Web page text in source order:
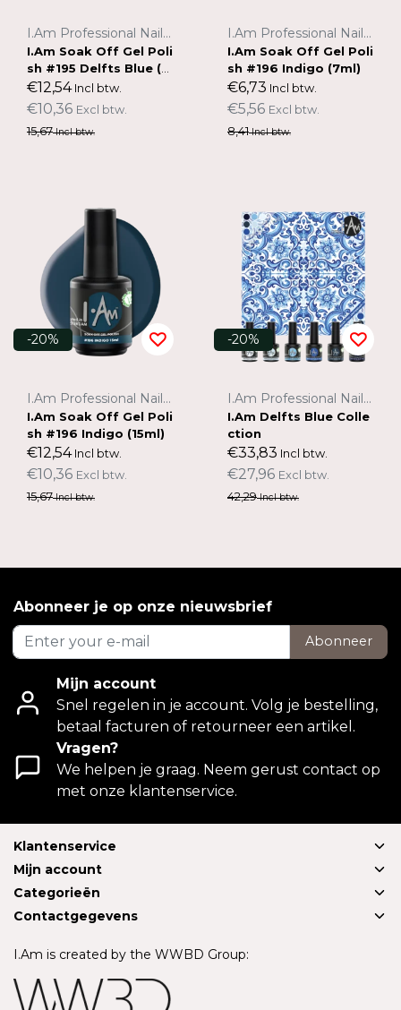
I.Am Professional Nail Systems
I.Am Soak Off Gel Poli
sh #195 Delfts Blue (15
ml)
€12,54Incl btw.
€10,36 Excl btw.
15,67Incl btw.
I.Am Professional Nail Systems
I.Am Soak Off Gel Poli
sh #196 Indigo (7ml)
€6,73 Incl btw.
€5,56 Excl btw.
8,41Incl btw.
-20%
I.Am Professional Nail Systems
I.Am Soak Off Gel Poli
sh #196 Indigo (15ml)
€12,54Incl btw.
€10,36 Excl btw.
15,67Incl btw.
-20%
I.Am Professional Nail Systems
I.Am Delfts Blue Colle
ction
€33,83 Incl btw.
€27,96 Excl btw.
42,29Incl btw.
Abonneer je op onze nieuwsbrief
Abonneer
Mijn account
Snel regelen in je account. Volg je bestelling,
betaal facturen of retourneer een artikel.
Vragen?
We helpen je graag. Neem gerust contact op
met onze klantenservice.
Klantenservice
Mijn account
Categorieën
Contactgegevens
I.Am is created by the WWBD Group: